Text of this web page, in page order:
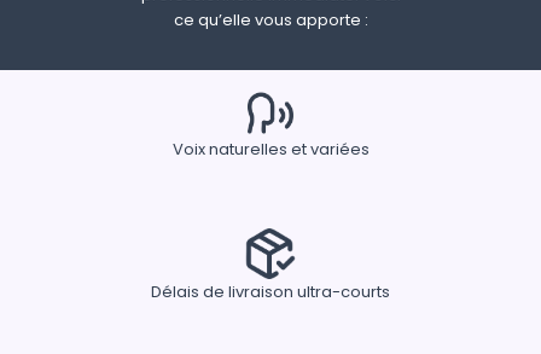
ce qu’elle vous apporte :
Voix naturelles et variées
Délais de livraison ultra-courts